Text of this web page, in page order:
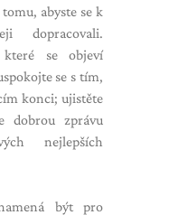
abyste se k
dopracovali.
které se objeví
se s tím,
konci; ujistěte
dobrou zprávu
nejlepších
být pro